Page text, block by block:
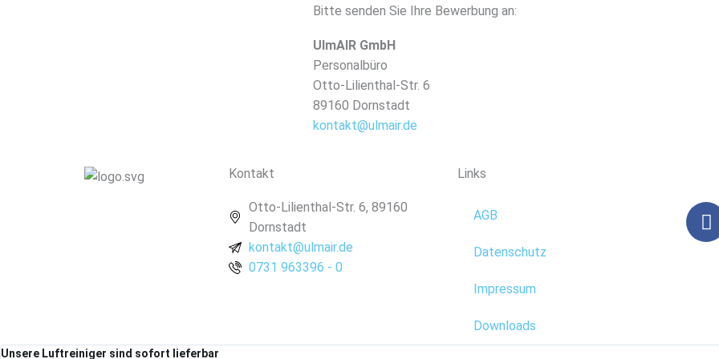
Bitte senden Sie Ihre Bewerbung an:
UlmAIR GmbH
Personalbüro
Otto-Lilienthal-Str. 6
89160 Dornstadt
kontakt@ulmair.de
Kontakt
Otto-Lilienthal-Str. 6, 89160
Dornstadt
kontakt@ulmair.de
0731 963396 - 0
Links
AGB
Datenschutz
Impressum
Downloads
F
a
k
Unsere Luftreiniger sind sofort lieferbar